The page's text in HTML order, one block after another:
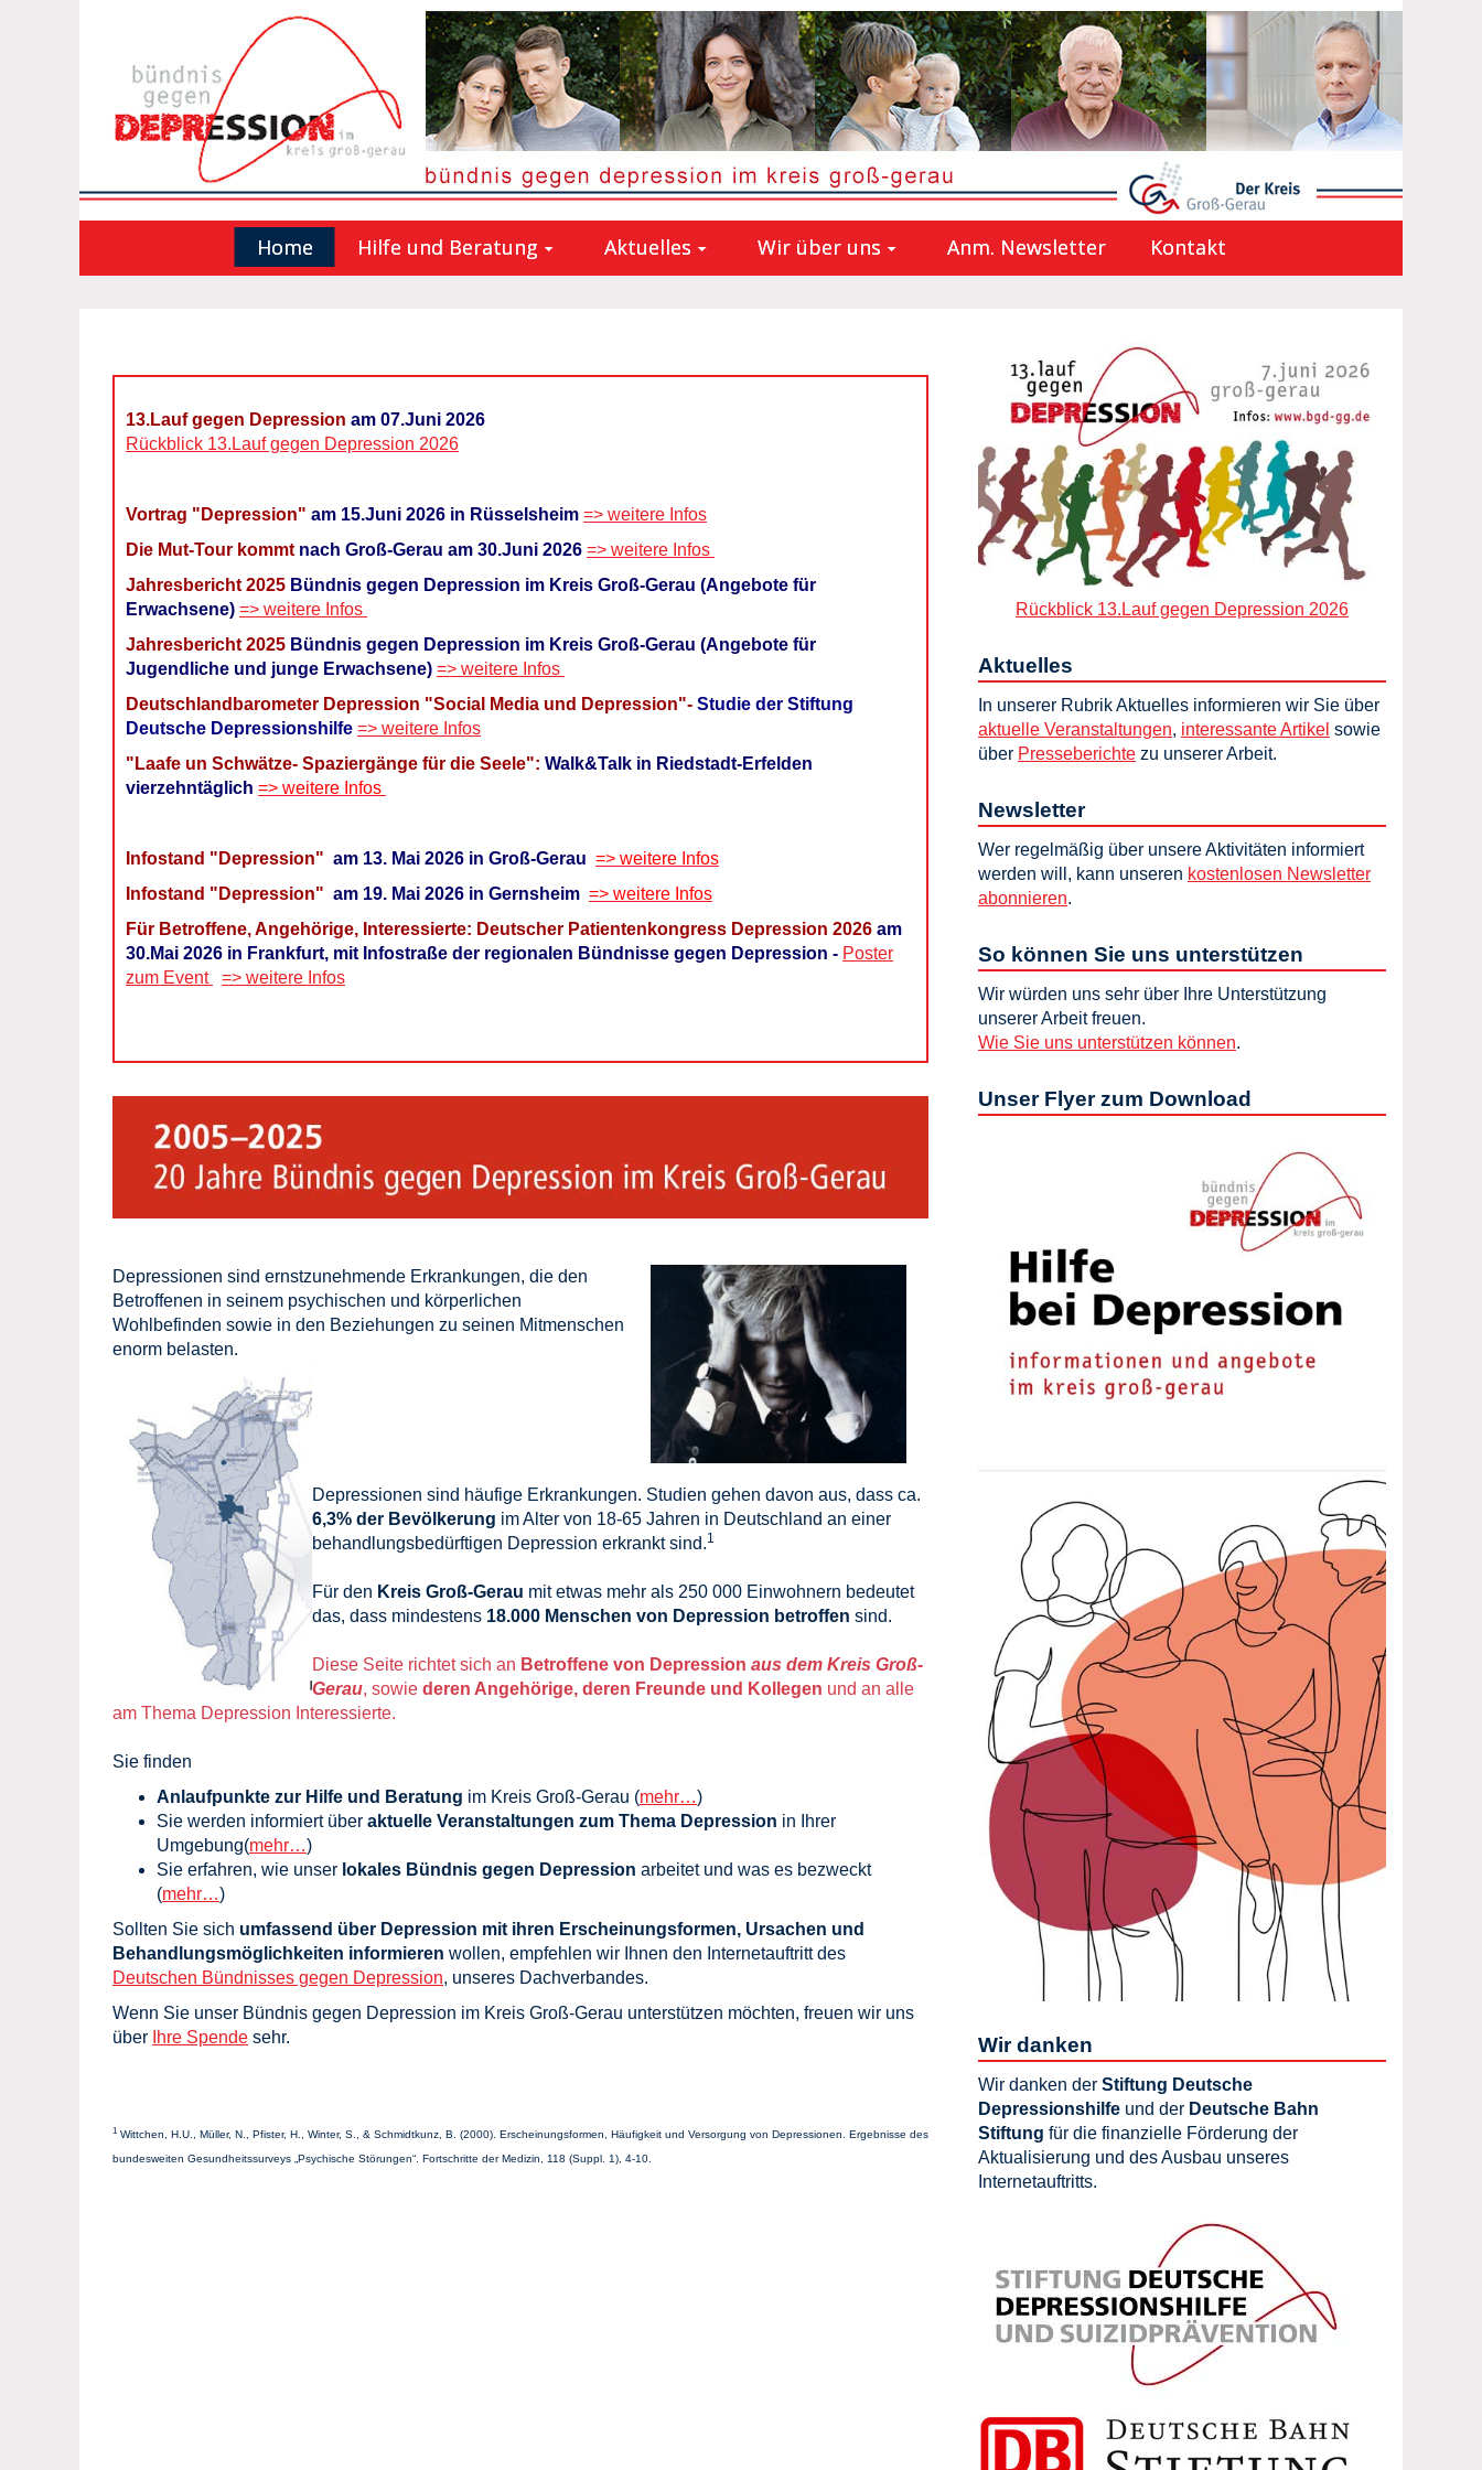
Home Hilfe und Beratung Aktuelles Wir über uns Anm. Newsletter Kontakt
13.Lauf gegen Depression am 07.Juni 2026
Rückblick 13.Lauf gegen Depression 2026
Vortrag "Depression" am 15.Juni 2026 in Rüsselsheim => weitere Infos
Die Mut-Tour kommt nach Groß-Gerau am 30.Juni 2026 => weitere Infos
Jahresbericht 2025 Bündnis gegen Depression im Kreis Groß-Gerau (Angebote für
Erwachsene) => weitere Infos
Jahresbericht 2025 Bündnis gegen Depression im Kreis Groß-Gerau (Angebote für
Jugendliche und junge Erwachsene) => weitere Infos
Deutschlandbarometer Depression "Social Media und Depression"- Studie der Stiftung
Deutsche Depressionshilfe => weitere Infos
"Laafe un Schwätze- Spaziergänge für die Seele": Walk&Talk in Riedstadt-Erfelden
vierzehntäglich => weitere Infos
Infostand "Depression" am 13. Mai 2026 in Groß-Gerau => weitere Infos
Infostand "Depression" am 19. Mai 2026 in Gernsheim => weitere Infos
Für Betroffene, Angehörige, Interessierte: Deutscher Patientenkongress Depression 2026 am
30.Mai 2026 in Frankfurt, mit Infostraße der regionalen Bündnisse gegen Depression - Poster
zum Event
=> weitere Infos
Depressionen sind ernstzunehmende Erkrankungen, die den
Betroffenen in seinem psychischen und körperlichen
Wohlbefinden sowie in den Beziehungen zu seinen Mitmenschen
enorm belasten.
Depressionen sind häufige Erkrankungen. Studien gehen davon aus, dass ca.
6,3% der Bevölkerung im Alter von 18-65 Jahren in Deutschland an einer
behandlungsbedürftigen Depression erkrankt sind.1
Für den Kreis Groß-Gerau mit etwas mehr als 250 000 Einwohnern bedeutet
das, dass mindestens 18.000 Menschen von Depression betroffen sind.
Diese Seite richtet sich an Betroffene von Depression aus dem Kreis Groß-
Gerau, sowie deren Angehörige, deren Freunde und Kollegen und an alle
am Thema Depression Interessierte.
Sie finden
Anlaufpunkte zur Hilfe und Beratung im Kreis Groß-Gerau (mehr…)
Sie werden informiert über aktuelle Veranstaltungen zum Thema Depression in Ihrer
Umgebung(mehr…)
Sie erfahren, wie unser lokales Bündnis gegen Depression arbeitet und was es bezweckt
(mehr…)
Sollten Sie sich umfassend über Depression mit ihren Erscheinungsformen, Ursachen und
Behandlungsmöglichkeiten informieren wollen, empfehlen wir Ihnen den Internetauftritt des
Deutschen Bündnisses gegen Depression, unseres Dachverbandes.
Wenn Sie unser Bündnis gegen Depression im Kreis Groß-Gerau unterstützen möchten, freuen wir uns
über Ihre Spende sehr.
1 Wittchen, H.U., Müller, N., Pfister, H., Winter, S., & Schmidtkunz, B. (2000). Erscheinungsformen, Häufigkeit und Versorgung von Depressionen. Ergebnisse des
bundesweiten Gesundheitssurveys „Psychische Störungen“. Fortschritte der Medizin, 118 (Suppl. 1), 4-10.
Rückblick 13.Lauf gegen Depression 2026
Aktuelles
In unserer Rubrik Aktuelles informieren wir Sie über
aktuelle Veranstaltungen, interessante Artikel sowie
über Presseberichte zu unserer Arbeit.
Newsletter
Wer regelmäßig über unsere Aktivitäten informiert
werden will, kann unseren kostenlosen Newsletter
abonnieren.
So können Sie uns unterstützen
Wir würden uns sehr über Ihre Unterstützung
unserer Arbeit freuen.
Wie Sie uns unterstützen können.
Unser Flyer zum Download
Wir danken
Wir danken der Stiftung Deutsche
Depressionshilfe und der Deutsche Bahn
Stiftung für die finanzielle Förderung der
Aktualisierung und des Ausbau unseres
Internetauftritts.